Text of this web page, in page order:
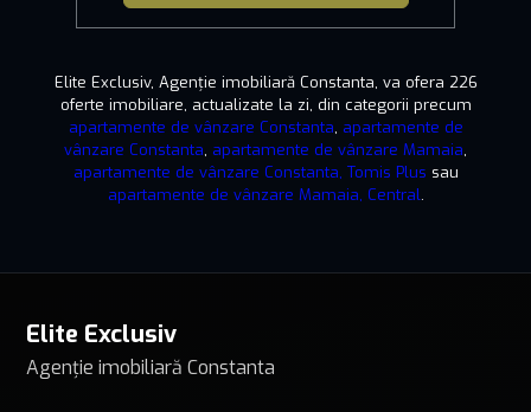
Elite Exclusiv, Agenție imobiliară Constanta, va ofera 226
oferte imobiliare, actualizate la zi, din categorii precum
apartamente de vânzare Constanta, apartamente de
vânzare Constanta, apartamente de vânzare Mamaia,
apartamente de vânzare Constanta, Tomis Plus sau
apartamente de vânzare Mamaia, Central.
Elite Exclusiv
Agenție imobiliară Constanta